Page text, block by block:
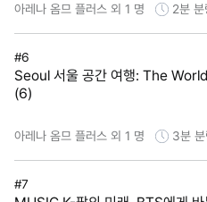
아레나 옴므 플러스 외 1 명 2분 분
#6
Seoul 서울 공간 여행: The
(6)
아레나 옴므 플러스 외 1 명 3분
#7